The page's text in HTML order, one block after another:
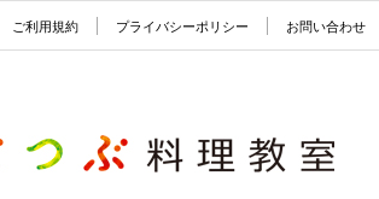
ご利用規約 プライバシーポリシー お問い合わせ